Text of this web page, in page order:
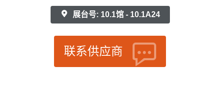
展台号: 10.1馆 - 10.1A24
联系供应商